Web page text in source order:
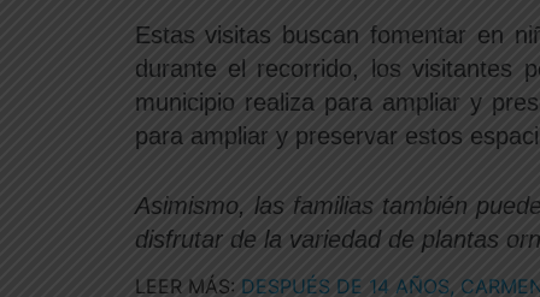
Estas visitas buscan fomentar en
durante el recorrido, los visitantes
municipio realiza para ampliar y
para ampliar y preservar estos
Asimismo, las familias también
disfrutar de la variedad de plantas
LEER MÁS: DESPUÉS DE 14 AÑOS,